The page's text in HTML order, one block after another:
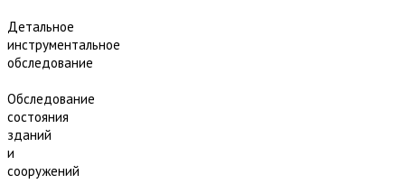
Детальное
инструментальное
обследование
Обследование
состояния
зданий
и
сооружений